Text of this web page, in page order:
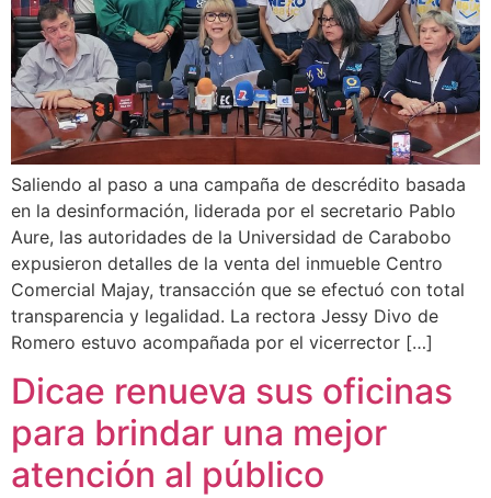
Saliendo al paso a una campaña de descrédito basada
en la desinformación, liderada por el secretario Pablo
Aure, las autoridades de la Universidad de Carabobo
expusieron detalles de la venta del inmueble Centro
Comercial Majay, transacción que se efectuó con total
transparencia y legalidad. La rectora Jessy Divo de
Romero estuvo acompañada por el vicerrector […]
Dicae renueva sus oficinas
para brindar una mejor
atención al público